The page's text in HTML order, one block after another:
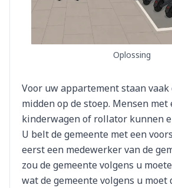
Oplossing
Voor uw appartement staan
midden op de stoep. Mensen met
kinderwagen of rollator kunnen
U belt de gemeente met een
eerst een medewerker van de
zou de gemeente volgens u
wat de gemeente volgens u moet